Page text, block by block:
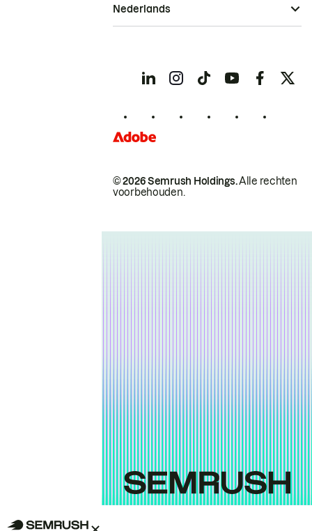
© 2026 Semrush Holdings.Alle rechten
voorbehouden.
Nederlands